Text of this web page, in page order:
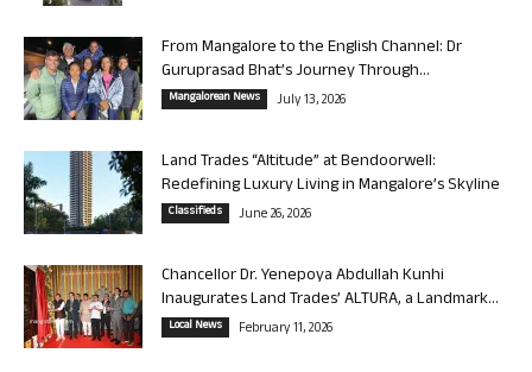
From Mangalore to the English Channel: Dr
Guruprasad Bhat’s Journey Through...
Mangalorean News July 13, 2026
Land Trades “Altitude” at Bendoorwell:
Redefining Luxury Living in Mangalore’s Skyline
Classifieds June 26, 2026
Chancellor Dr. Yenepoya Abdullah Kunhi
Inaugurates Land Trades’ ALTURA, a Landmark...
Local News February 11, 2026